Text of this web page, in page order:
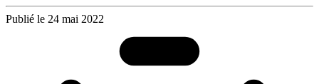
Publié le 24 mai 2022